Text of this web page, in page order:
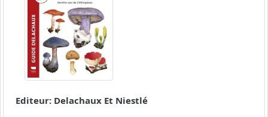
Editeur: Delachaux Et Niestlé